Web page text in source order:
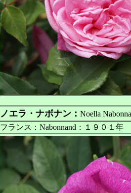
ノエラ・ナボナン： Noella
フランス：Nabonnand：１９０１年